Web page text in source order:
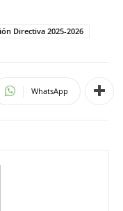
Directiva 2025-2026
WhatsApp